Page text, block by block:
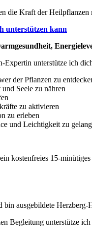
die Kraft der
unterstützen kann
unterstütze ich
der Pflanzen zu
Seele zu nähren
zu aktivieren
zu erleben
und Leichtigkeit zu
kostenfreies 15-
ausgebildete
Begleitung unterstütze